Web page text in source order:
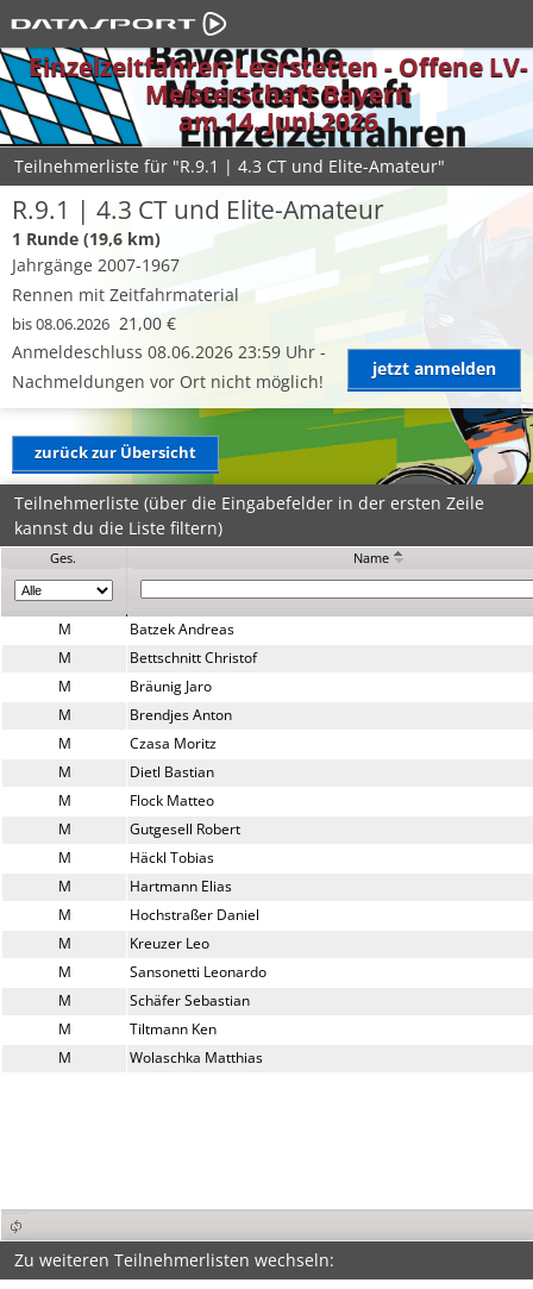
Einzelzeitfahren Leerstetten - Offene LV-
Meisterschaft Bayern
am 14. Juni 2026
Teilnehmerliste für "R.9.1 | 4.3 CT und Elite-Amateur"
R.9.1 | 4.3 CT und Elite-Amateur
1 Runde (19,6 km)
Jahrgänge 2007-1967
Rennen mit Zeitfahrmaterial
bis 08.06.2026 21,00 €
Anmeldeschluss 08.06.2026 23:59 Uhr -
Nachmeldungen vor Ort nicht möglich!
jetzt anmelden
zurück zur Übersicht
Teilnehmerliste (über die Eingabefelder in der ersten Zeile
kannst du die Liste filtern)
Ges. Name
M
Batzek Andreas
M
Bettschnitt Christof
M
Bräunig Jaro
M
Brendjes Anton
M
Czasa Moritz
M
Dietl Bastian
M
Flock Matteo
M
Gutgesell Robert
M
Häckl Tobias
M
Hartmann Elias
M
Hochstraßer Daniel
M
Kreuzer Leo
M
Sansonetti Leonardo
M
Schäfer Sebastian
M
Tiltmann Ken
M
Wolaschka Matthias
Zu weiteren Teilnehmerlisten wechseln: